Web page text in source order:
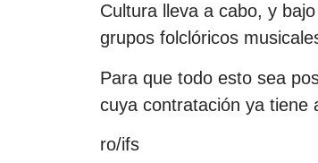
Cultura lleva a cabo, y
grupos folclóricos
Para que todo esto sea
cuya contratación ya tiene
ro/ifs